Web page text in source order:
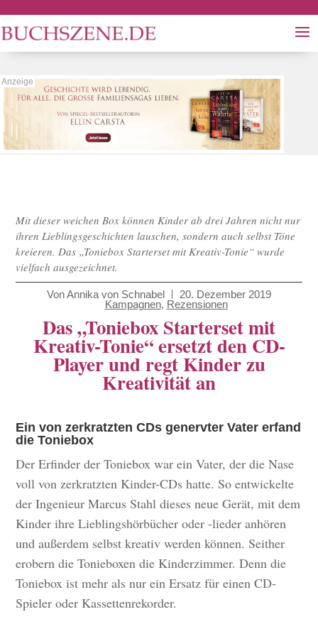
Mit dieser weichen Box können Kinder ab drei Jahren nicht nur
ihren Lieblingsgeschichten lauschen, sondern auch selbst Töne
kreieren. Das „Toniebox Starterset mit Kreativ-Tonie“ wurde
vielfach ausgezeichnet.
VonAnnika von Schnabel
20. Dezember 2019
Kampagnen, Rezensionen
Das „Toniebox Starterset mit
Kreativ-Tonie“ ersetzt den CD-
Player und regt Kinder zu
Kreativität an
Ein von zerkratzten CDs genervter Vater erfand
die Toniebox
Der Erfinder der Toniebox war ein Vater, der die Nase
voll von zerkratzten Kinder-CDs hatte. So entwickelte
der Ingenieur Marcus Stahl dieses neue Gerät, mit dem
Kinder ihre Lieblingshörbücher oder -lieder anhören
und außerdem selbst kreativ werden können. Seither
erobern die Tonieboxen die Kinderzimmer. Denn die
Toniebox ist mehr als nur ein Ersatz für einen CD-
Spieler oder Kassettenrekorder.